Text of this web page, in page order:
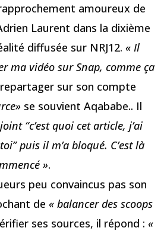
amoureux de
Laurent dans la dixième
diffusée sur NRJ12. « Il
ma vidéo sur Snap, comme ça
sur son compte
se souvient Aqababe.. Il
joint “c’est quoi cet article, j’ai
puis il m’a bloqué. C’est là
».
peu convaincus pas son
de « balancer des scoops
ses sources, il répond : «